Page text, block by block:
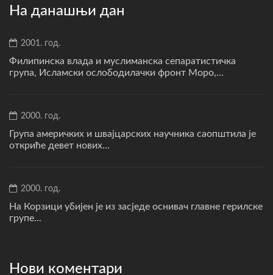
На данашњи дан
2001. год.
Филипинска влада и муслиманска сепаратистичка
група, Исламски ослободилачки фронт Моро,...
2000. год.
Група америчких и швајцарских научника саопштила је
откриће девет нових...
2000. год.
На Корзици убијен је из засједе оснивач главне герилске
групе...
Нови коментари